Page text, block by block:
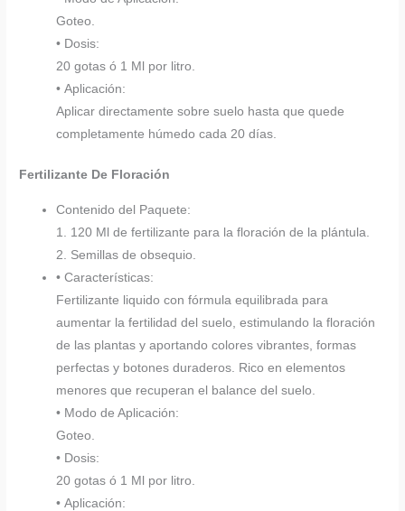
Goteo.
• Dosis:
20 gotas ó 1 Ml por litro.
• Aplicación:
Aplicar directamente sobre suelo hasta que quede
completamente húmedo cada 20 días.
Fertilizante De Floración
Contenido del Paquete:
1. 120 Ml de fertilizante para la floración de la plántula.
2. Semillas de obsequio.
• Características:
Fertilizante liquido con fórmula equilibrada para
aumentar la fertilidad del suelo, estimulando la floración
de las plantas y aportando colores vibrantes, formas
perfectas y botones duraderos. Rico en elementos
menores que recuperan el balance del suelo.
• Modo de Aplicación:
Goteo.
• Dosis:
20 gotas ó 1 Ml por litro.
• Aplicación: